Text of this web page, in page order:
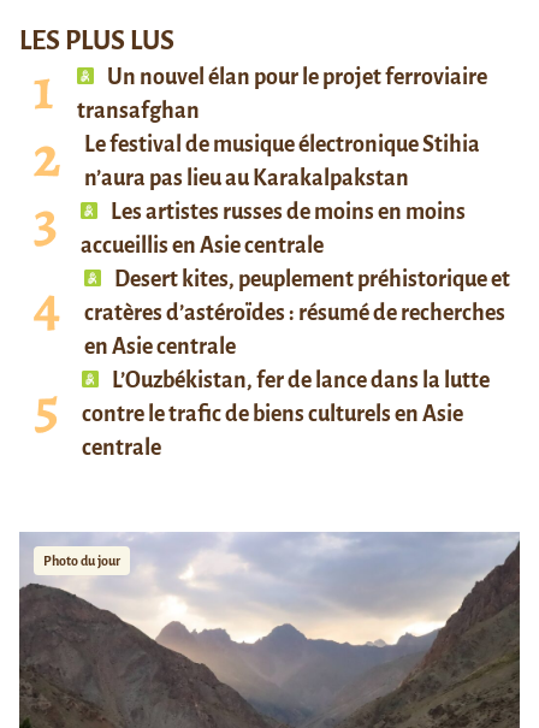
LES PLUS LUS
Un nouvel élan pour le projet ferroviaire
transafghan
Le festival de musique électronique Stihia
n’aura pas lieu au Karakalpakstan
Les artistes russes de moins en moins
accueillis en Asie centrale
Desert kites, peuplement préhistorique et
cratères d’astéroïdes : résumé de recherches
en Asie centrale
L’Ouzbékistan, fer de lance dans la lutte
contre le trafic de biens culturels en Asie
centrale
Photo du jour